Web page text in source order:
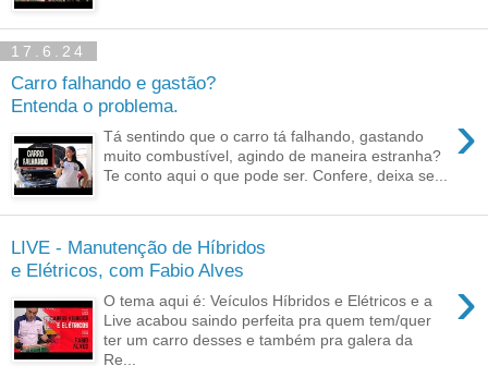
17.6.24
Carro falhando e gastão?
Entenda o problema.
›
Tá sentindo que o carro tá falhando, gastando
muito combustível, agindo de maneira estranha?
Te conto aqui o que pode ser. Confere, deixa se...
LIVE - Manutenção de Híbridos
e Elétricos, com Fabio Alves
›
O tema aqui é: Veículos Híbridos e Elétricos e a
Live acabou saindo perfeita pra quem tem/quer
ter um carro desses e também pra galera da
Re...